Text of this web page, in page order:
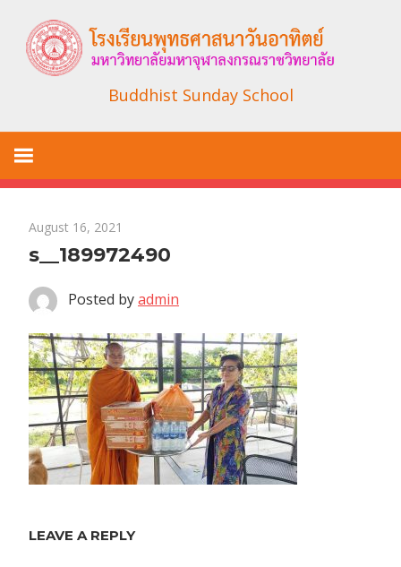
content
Buddhist Sunday School
August 16, 2021
s__189972490
Posted byadmin
LEAVE A REPLY